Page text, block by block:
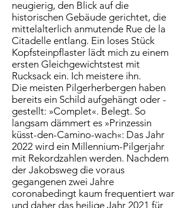
neugierig, den Blick auf die
historischen Gebäude gerichtet, die
mittelalterlich anmutende Rue de la
Citadelle entlang. Ein loses Stück
Kopfsteinpflaster lädt mich zu einem
ersten Gleichgewichtstest mit
Rucksack ein. Ich meistere ihn.
Die meisten Pilgerherbergen haben
bereits ein Schild aufgehängt oder -
gestellt: »Complet«. Belegt. So
langsam dämmert es »Prinzessin
küsst-den-Camino-wach«: Das Jahr
2022 wird ein Millennium-Pilgerjahr
mit Rekordzahlen werden. Nachdem
der Jakobsweg die voraus
gegangenen zwei Jahre
coronabedingt kaum frequentiert war
und daher das heilige Jahr 2021 für